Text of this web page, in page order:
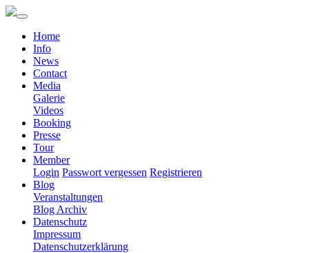
Home
Info
News
Contact
Media
Galerie
Videos
Booking
Presse
Tour
Member
Login Passwort vergessen Registrieren
Blog
Veranstaltungen
Blog Archiv
Datenschutz
Impressum
Datenschutzerklärung